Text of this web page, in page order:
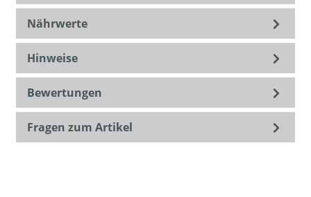
Nährwerte
Hinweise
Bewertungen
Fragen zum Artikel